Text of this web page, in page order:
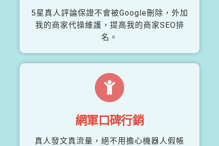
5星真人評論保證不會被Google刪除，外加
我的商家代操維護，提高我的商家SEO排
名。
網軍口碑行銷
真人發文真流量，絕不用擔心機器人假帳